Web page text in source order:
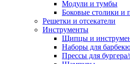
Модули и тумбы
Боковые столики и
Решетки и отсекатели
Инструменты
Щипцы и
Наборы для
Прессы для бургера/